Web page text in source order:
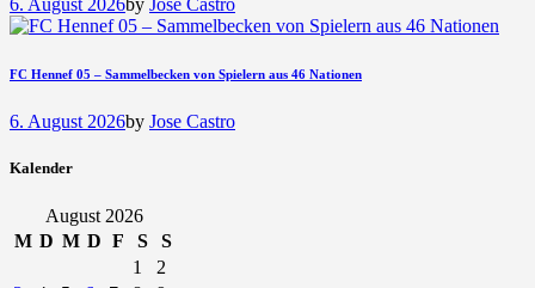
6. August 2026by Jose Castro
FC Hennef 05 – Sammelbecken von Spielern aus 46 Nationen
6. August 2026by Jose Castro
Kalender
August 2026
M D M D F S
S
1
2